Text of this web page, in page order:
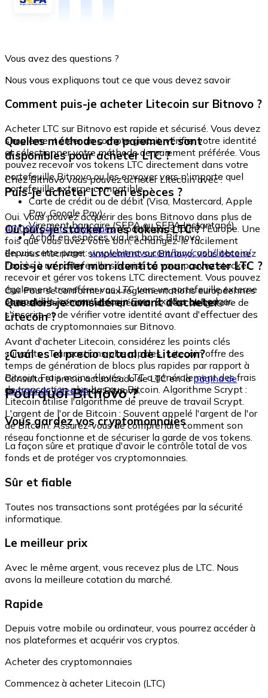
Vous avez des questions ?
Nous vous expliquons tout ce que vous devez savoir
Comment puis-je acheter Litecoin sur Bitnovo ?
Acheter LTC sur Bitnovo est rapide et sécurisé. Vous devez
simplement créer un compte gratuit, vérifier votre identité
et sélectionner votre méthode de paiement préférée. Vous
pouvez recevoir vos tokens LTC directement dans votre
portefeuille Bitnovo ou les envoyer vers n'importe quel
portefeuille externe compatible.
Quelles méthodes de paiement sont
disponibles pour acheter LTC ?
Chez Bitnovo vous pouvez acheter Litecoin avec :
Carte de crédit ou de débit (Visa, Mastercard, Apple
Pay, Google Pay)
Virement bancaire (SEPA ou SEPA Instantané)
Achat en espèces via les bons Bitnovo
Puis-je acheter LTC en espèces ?
Oui. Vous pouvez acquérir des bons Bitnovo dans plus de
40 000 points physiquesrépartis dans toute l'Europe. Une
fois que vous avez votre bon, échangez-le facilement
depuis cette page :www.bitnovo.com/buy/cash/litecoin/
Où puis-je stocker mes tokens LTC ?
En vous inscrivant simplement sur Bitnovo, vous obtenez
l'accès à un portefeuille sécurisé où vous pouvez stocker,
recevoir et gérer vos tokens LTC directement. Vous pouvez
également transférer vos LTC vers un portefeuille externe
compatible, comme Litecoin Core, Exodus ou Ledger.
Dois-je vérifier mon identité pour acheter LTC ?
Oui. Pour se conformer aux réglementations européennes
et assurer la sécurité des opérations, il est obligatoire de
s'inscrire et de vérifier votre identité avant d'effectuer des
achats de cryptomonnaies sur Bitnovo.
Que dois-je considérer avant d'acheter
Litecoin ?
Avant d'acheter Litecoin, considérez les points clés
suivants : Transactions plus rapides : Litecoin offre des
temps de génération de blocs plus rapides par rapport à
Bitcoin. Frais moins élevés : LTC a généralement des frais
de transaction plus bas que Bitcoin. Algorithme Scrypt :
Litecoin utilise l'algorithme de preuve de travail Scrypt.
L'argent de l'or de Bitcoin : Souvent appelé l'argent de l'or
de Bitcoin. Assurez-vous de comprendre comment son
réseau fonctionne et de sécuriser la garde de vos tokens.
¿Cuál es el precio actual de Litecoin?
Consulta el precio actualizado de LTC en lapágina de
compra de Litecoinde Bitnovo.
Pourquoi Bitnovo ?
Vous gardez vos cryptomonnaies
La façon sûre et pratique d'avoir le contrôle total de vos
fonds et de protéger vos cryptomonnaies.
Sûr et fiable
Toutes nos transactions sont protégées par la sécurité
informatique.
Le meilleur prix
Avec le même argent, vous recevez plus de LTC. Nous
avons la meilleure cotation du marché.
Rapide
Depuis votre mobile ou ordinateur, vous pourrez accéder à
nos plateformes et acquérir vos cryptos.
Acheter des cryptomonnaies
Commencez à acheter Litecoin (LTC)